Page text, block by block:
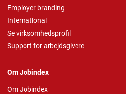
Employer branding
International
Se virksomhedsprofil
Support for arbejdsgivere
Om Jobindex
Om Jobindex